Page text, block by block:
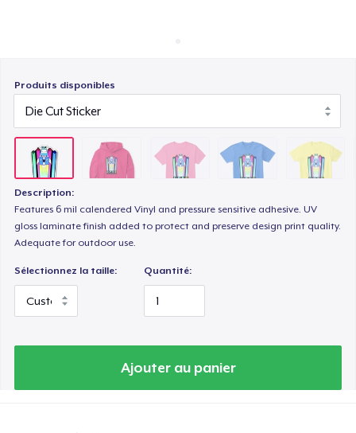
Produits disponibles
Description:
Features 6 mil calendered Vinyl and pressure sensitive adhesive. UV
gloss laminate finish added to protect and preserve design print quality.
Adequate for outdoor use.
Sélectionnez la taille: Quantité:
Ajouter au panier
Comfort Tee
Women's Classic Tee
Women's Comfort Tee
Women's Flowy Tank Top
Premium Tank Top